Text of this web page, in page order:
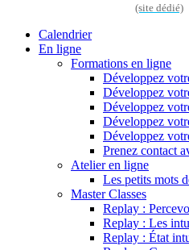
(site dédié)
Calendrier
En ligne
Formations en ligne
Développez
Développez
Développez
Développez
Développez
Prenez contact
Atelier en ligne
Les petits mots
Master Classes
Replay :
Replay : Les
Replay : État